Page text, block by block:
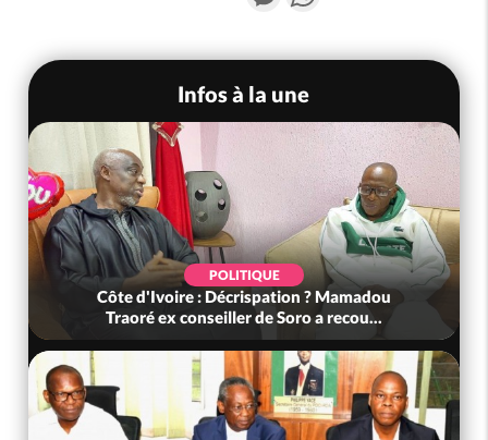
Infos à la une
POLITIQUE
Côte d'Ivoire : Décrispation ? Mamadou
Traoré ex conseiller de Soro a recou...